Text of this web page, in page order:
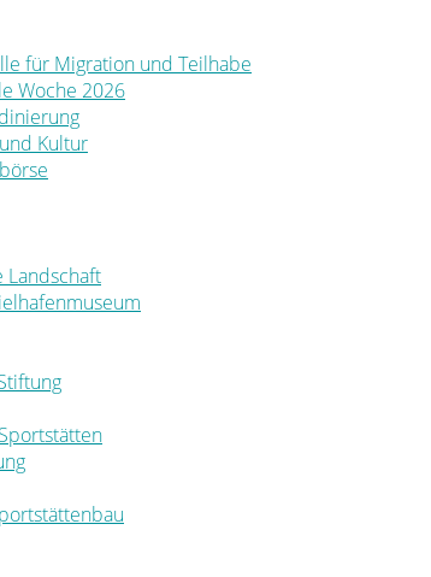
für Migration und Teilhabe
Woche 2026
Kultur
Landschaft